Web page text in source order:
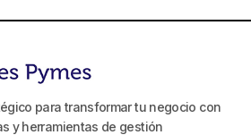
para transformar tu negocio con
y herramientas de gestión